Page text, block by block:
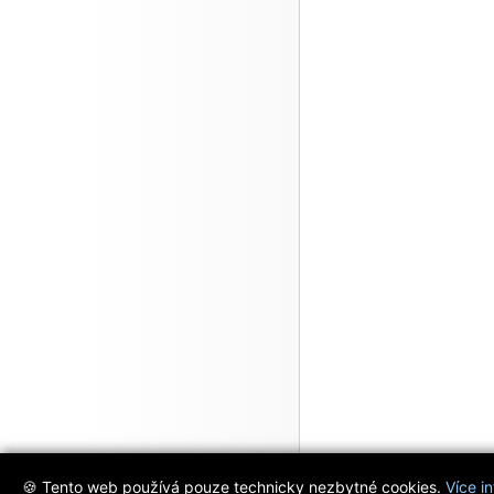
🍪 Tento web používá pouze technicky nezbytné cookies. Více